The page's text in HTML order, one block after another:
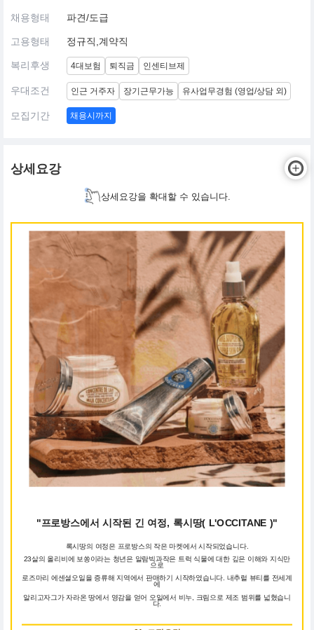
채용형태 파견/도급
고용형태 정규직,계약직
복리후생 4대보험 퇴직금 인센티브제
우대조건 인근 거주자 장기근무가능 유사업무경험 (영업/상담 외)
모집기간 채용시까지
상세요강
상세요강을 확대할 수 있습니다.
"프로방스에서 시작된 긴 여정, 록시땅( L'OCCITANE )"
록시땅의 여정은 프로방스의 작은 마켓에서 시작되었습니다.
23살의 올리비에 보쏭이라는 청년은 알람빅과작은 트럭 식물에 대한 깊은 이해와 지식만
으로
로즈마리 에센셜오일을 증류해 지역에서 판매하기 시작하였습니다. 내추럴 뷰티를 전세계
에
알리고자그가 자라온 땅에서 영감을 얻어 오일에서 비누, 크림으로 제조 범위를 넓혔습니
다.